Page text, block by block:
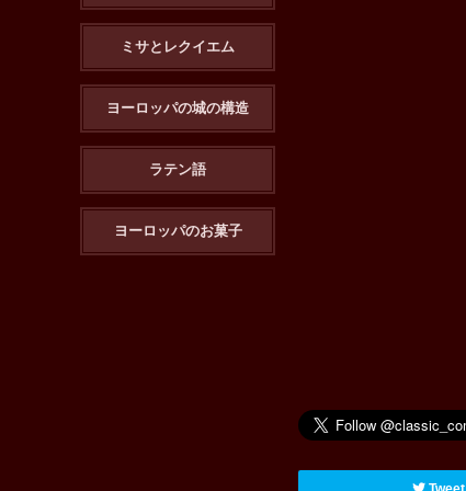
ミサとレクイエム
ヨーロッパの城の構造
ラテン語
ヨーロッパのお菓子